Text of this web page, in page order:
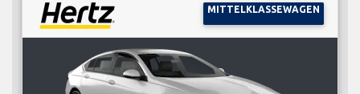
MITTELKLASSEWAGEN